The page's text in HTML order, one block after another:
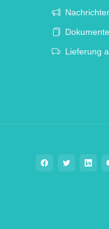
Dokumente
Lieferung